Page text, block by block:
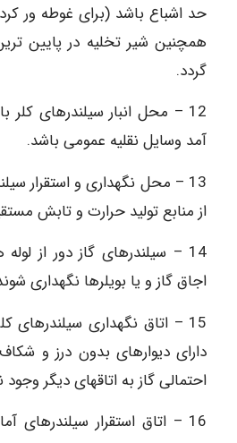
حد اشباع باشد (برای غوطه ‏ور
همچنین شیر تخلیه در پایین‏
گردد.
12 – محل انبار سیلندرهای
آمد وسایل نقلیه عمومی باشد.
13 – محل نگهداری و استقرار
از منابع تولید حرارت و تابش
14 – سیلندرهای گاز دور از
اجاق گاز و یا بویلرها نگهداری
15 – اتاق نگهداری سیلندرهای
دارای دیوارهای بدون درز و
احتمالی گاز به اتاقهای دیگر
16 – اتاق استقرار سیلندرهای